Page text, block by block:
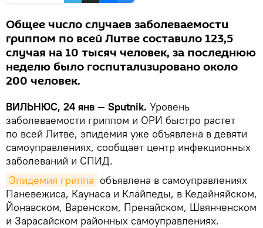
Общее число случаев заболеваемости
гриппом по всей Литве составило 123,5
случая на 10 тысяч человек, за последнюю
неделю было госпитализировано около
200 человек.
ВИЛЬНЮС, 24 янв — Sputnik. Уровень
заболеваемости гриппом и ОРИ быстро растет
по всей Литве, эпидемия уже объявлена в девяти
самоуправлениях, сообщает центр инфекционных
заболеваний и СПИД.
Эпидемия гриппа объявлена в самоуправлениях
Паневежиса, Каунаса и Клайпеды, в Кедайняйском,
Йонавском, Варенском, Пренайском, Швянченском
и Зарасайском районных самоуправлениях.